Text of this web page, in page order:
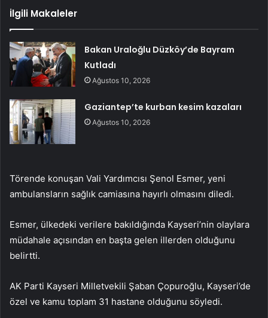
İlgili Makaleler
Bakan Uraloğlu Düzköy’de Bayram
Kutladı
Ağustos 10, 2026
Gaziantep’te kurban kesim kazaları
Ağustos 10, 2026
Törende konuşan Vali Yardımcısı Şenol Esmer, yeni
ambulansların sağlık camiasına hayırlı olmasını diledi.
Esmer, ülkedeki verilere bakıldığında Kayseri’nin olaylara
müdahale açısından en başta gelen illerden olduğunu
belirtti.
AK Parti Kayseri Milletvekili Şaban Çopuroğlu, Kayseri’de
özel ve kamu toplam 31 hastane olduğunu söyledi.